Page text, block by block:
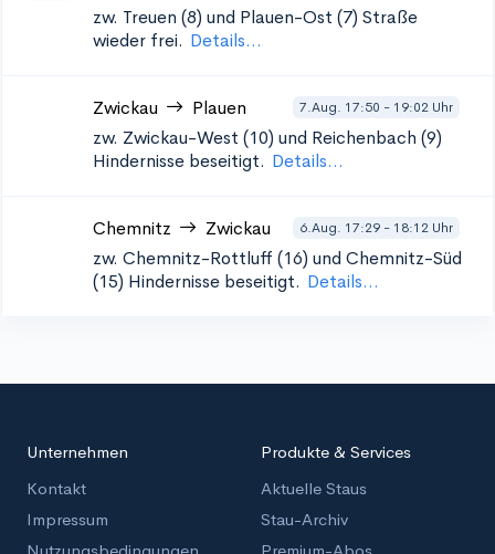
zw. Treuen (8) und Plauen-Ost (7) Straße
wieder frei. Details...
Zwickau Plauen 7.Aug. 17:50 - 19:02 Uhr
zw. Zwickau-West (10) und Reichenbach (9)
Hindernisse beseitigt. Details...
Chemnitz Zwickau 6.Aug. 17:29 - 18:12 Uhr
zw. Chemnitz-Rottluff (16) und Chemnitz-Süd
(15) Hindernisse beseitigt. Details...
Unternehmen
Kontakt
Impressum
Produkte & Services
Aktuelle Staus
Stau-Archiv